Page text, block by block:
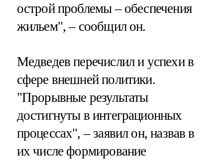
острой проблемы – обеспечения
жильем", – сообщил он.
Медведев перечислил и успехи в
сфере внешней политики.
"Прорывные результаты
достигнуты в интеграционных
процессах", – заявил он, назвав в
их числе формирование